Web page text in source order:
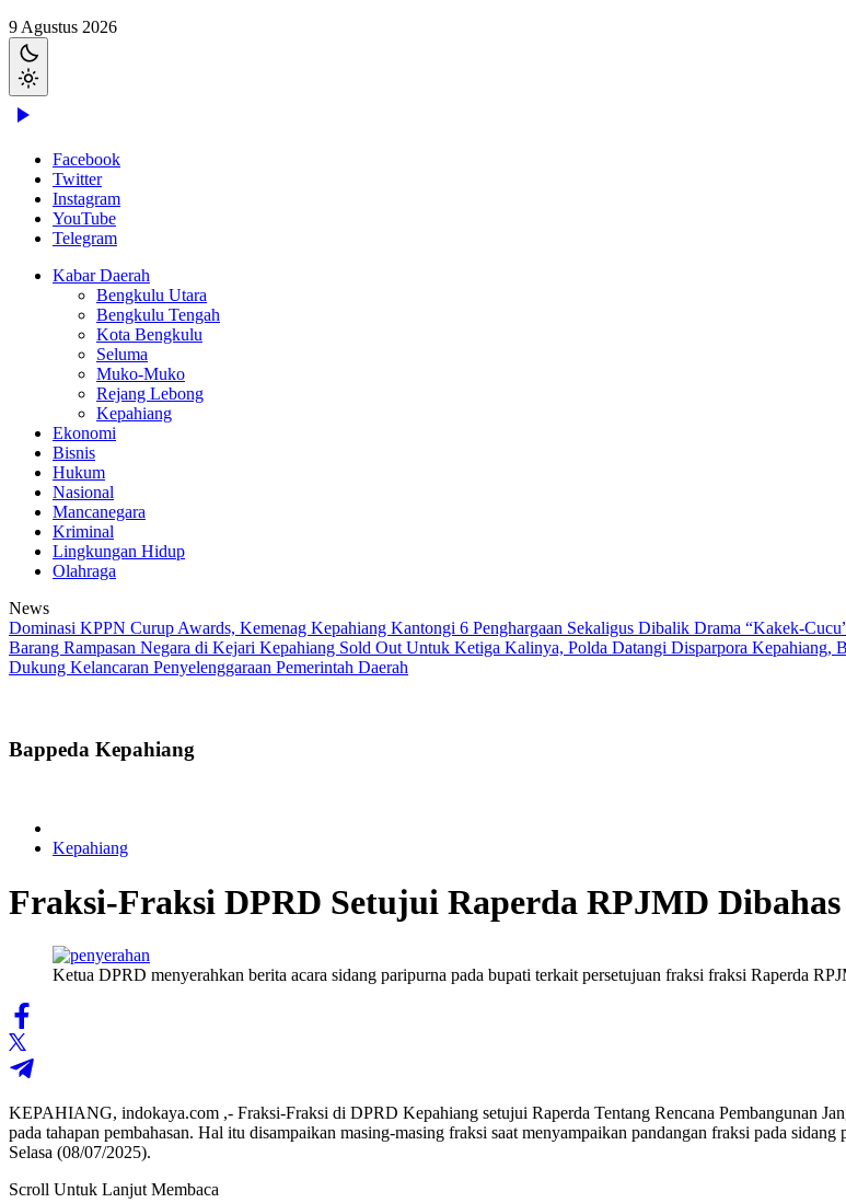
9 Agustus 2026
Facebook
Twitter
Instagram
YouTube
Telegram
Kabar Daerah
Bengkulu Utara
Bengkulu Tengah
Kota Bengkulu
Seluma
Muko-Muko
Rejang Lebong
Kepahiang
Ekonomi
Bisnis
Hukum
Nasional
Mancanegara
Kriminal
Lingkungan Hidup
Olahraga
News
Dominasi KPPN Curup Awards, Kemenag Kepahiang Kantongi 6 Penghargaan Sekaligus Dibalik Drama “Kakek-
Barang Rampasan Negara di Kejari Kepahiang Sold Out Untuk Ketiga Kalinya, Polda Datangi Disparpora Kepahiang,
Dukung Kelancaran Penyelenggaraan Pemerintah Daerah
Bappeda Kepahiang
Kepahiang
Fraksi-Fraksi DPRD Setujui Raperda RPJMD Dibahas
Ketua DPRD menyerahkan berita acara sidang paripurna pada bupati terkait persetujuan fraksi fraksi Raperda
KEPAHIANG, indokaya.com ,- Fraksi-Fraksi di DPRD Kepahiang setujui Raperda Tentang Rencana Pembangunan
pada tahapan pembahasan. Hal itu disampaikan masing-masing fraksi saat menyampaikan pandangan fraksi pada
Selasa (08/07/2025).
Scroll Untuk Lanjut Membaca